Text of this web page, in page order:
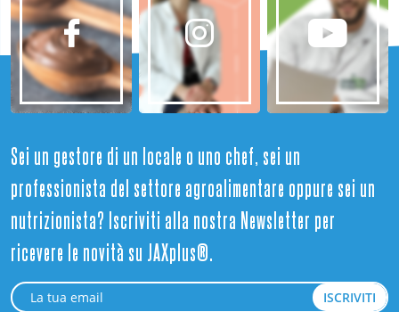
Sei un gestore di un locale o uno chef, sei un
professionista del settore agroalimentare oppure sei un
nutrizionista? Iscriviti alla nostra Newsletter per
ricevere le novità su JAXplus®.